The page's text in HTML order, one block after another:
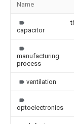
Name
capacitor
manufacturing
process
ventilation
optoelectronics